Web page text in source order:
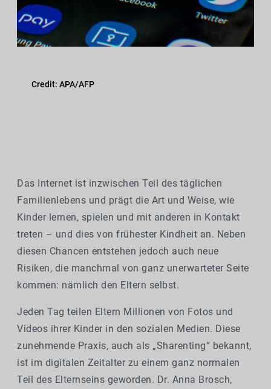
Credit: APA/AFP
Das Internet ist inzwischen Teil des täglichen
Familienlebens und prägt die Art und Weise, wie
Kinder lernen, spielen und mit anderen in Kontakt
treten – und dies von frühester Kindheit an. Neben
diesen Chancen entstehen jedoch auch neue
Risiken, die manchmal von ganz unerwarteter Seite
kommen: nämlich den Eltern selbst.
Jeden Tag teilen Eltern Millionen von Fotos und
Videos ihrer Kinder in den sozialen Medien. Diese
zunehmende Praxis, auch als „Sharenting“ bekannt,
ist im digitalen Zeitalter zu einem ganz normalen
Teil des Elternseins geworden. Dr. Anna Brosch,